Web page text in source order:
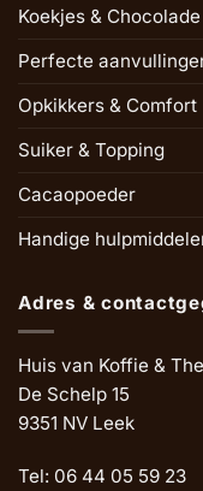
Koekjes & Chocolade
Perfecte
Opkikkers & Comfort
Suiker & Topping
Cacaopoeder
Handige
Adres &
Huis van Koffie &
De Schelp 15
9351 NV Leek
Tel: 06 44 05 59 23